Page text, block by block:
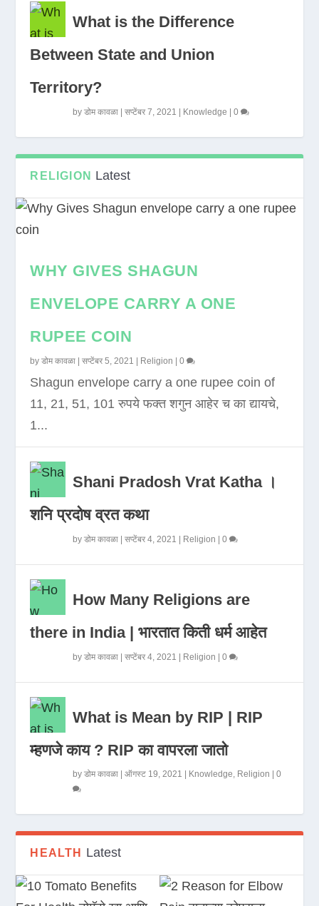
What is the Difference
Between State and Union
Territory?
byडोम कावळा |सप्टेंबर 7, 2021 Knowledge |0
RELIGION Latest
WHY GIVES SHAGUN
ENVELOPE CARRY A ONE
RUPEE COIN
byडोम कावळा |सप्टेंबर 5, 2021 Religion |0
Shagun envelope carry a one rupee coin of
11, 21, 51, 101 रुपये फक्त शगुन आहेर च का द्यायचे,
1...
Shani Pradosh Vrat Katha ।
शनि प्रदोष व्रत कथा
byडोम कावळा |सप्टेंबर 4, 2021 Religion |0
How Many Religions are
there in India | भारतात किती धर्म आहेत
byडोम कावळा |सप्टेंबर 4, 2021 Religion |0
What is Mean by RIP | RIP
म्हणजे काय ? RIP का वापरला जातो
byडोम कावळा |ऑगस्ट 19, 2021 Knowledge, Religion |0
HEALTH Latest